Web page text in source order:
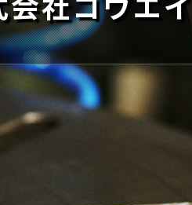
会社コウエイ